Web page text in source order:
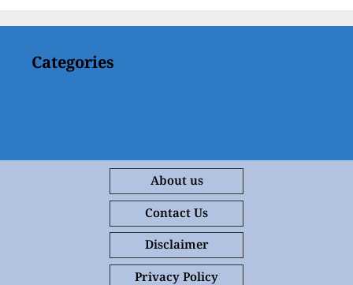
Categories
About us
Contact Us
Disclaimer
Privacy Policy